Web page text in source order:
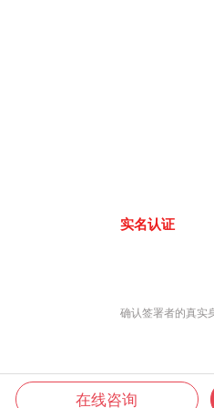
实名认证
确认签署者的真实
在线咨询